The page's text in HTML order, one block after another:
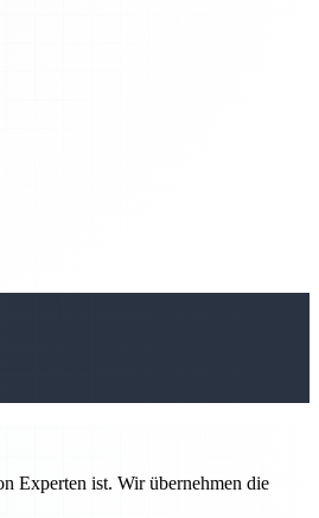
Experten ist. Wir übernehmen die